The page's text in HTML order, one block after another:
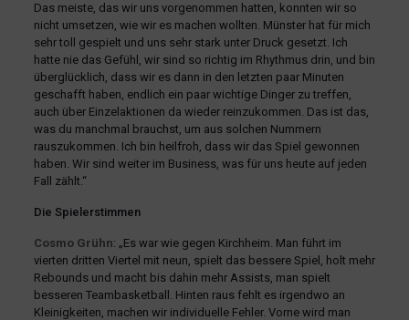
Das meiste, das wir uns vorgenommen hatten, konnten wir so
nicht umsetzen, wie wir es machen wollten. Münster hat für mich
sehr toll gespielt und uns sehr stark unter Druck gesetzt. Ich
hatte nie das Gefühl, wir sind so richtig im Rhythmus drin, und bin
überglücklich, dass wir es dann in den letzten paar Minuten
geschafft haben, endlich ein paar wichtige Dinger zu treffen,
auch über Einzelaktionen da wieder reinzukommen. Das ist das,
was du manchmal brauchst, um aus solchen Nummern
rauszukommen. Ich bin heilfroh, dass wir das Spiel gewonnen
haben. Wir sind weiter im Business, was für uns heute auf jeden
Fall zählt.“
Die Spielerstimmen
Cosmo Grühn: „Es war wie gegen Kirchheim. Man führt im
vierten dritten Viertel mit neun, spielt das bessere Spiel, holt mehr
Rebounds und macht bis dahin mehr Assists, man spielt
besseren Teambasketball. Hinten raus fehlt es irgendwo an
Kleinigkeiten, machen wir individuelle Fehler. Vorne wird man